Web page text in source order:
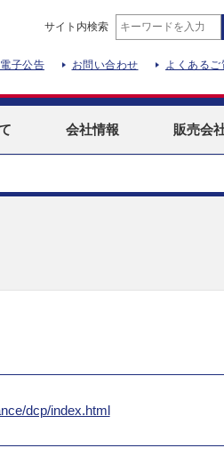
サイト内検索
電子公告 お問い合わせ よくあるご
会社情報 販売会
dcp/index.html